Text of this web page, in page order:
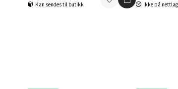
Kan sendes til butikk
Ikke på